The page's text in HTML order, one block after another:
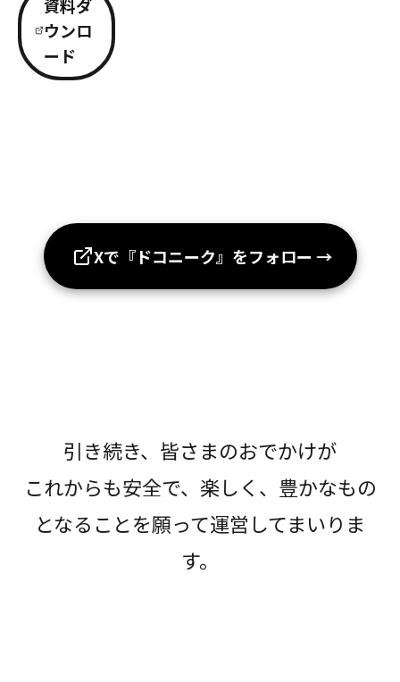
資料ダ
ウンロ
ード
Xで『ドコニーク』をフォロー →
引き続き、皆さまのおでかけが
これからも安全で、楽しく、豊かなもの
となることを願って運営してまいりま
す。